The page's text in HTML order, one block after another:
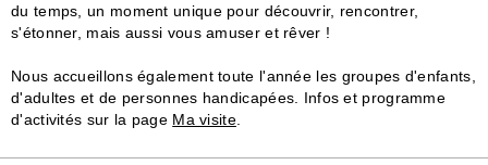
du temps, un moment unique pour découvrir, rencontrer,
s'étonner, mais aussi vous amuser et rêver !
Nous accueillons également toute l'année les groupes d'enfants,
d'adultes et de personnes handicapées. Infos et programme
d'activités sur la page Ma visite.